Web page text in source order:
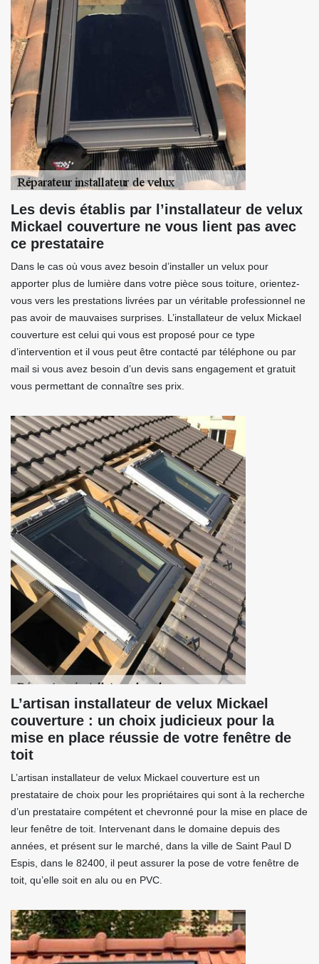
Les devis établis par l’installateur de velux
Mickael couverture ne vous lient pas avec
ce prestataire
Dans le cas où vous avez besoin d’installer un velux pour
apporter plus de lumière dans votre pièce sous toiture, orientez-
vous vers les prestations livrées par un véritable professionnel ne
pas avoir de mauvaises surprises. L’installateur de velux Mickael
couverture est celui qui vous est proposé pour ce type
d’intervention et il vous peut être contacté par téléphone ou par
mail si vous avez besoin d’un devis sans engagement et gratuit
vous permettant de connaître ses prix.
L’artisan installateur de velux Mickael
couverture : un choix judicieux pour la
mise en place réussie de votre fenêtre de
toit
L’artisan installateur de velux Mickael couverture est un
prestataire de choix pour les propriétaires qui sont à la recherche
d’un prestataire compétent et chevronné pour la mise en place de
leur fenêtre de toit. Intervenant dans le domaine depuis des
années, et présent sur le marché, dans la ville de Saint Paul D
Espis, dans le 82400, il peut assurer la pose de votre fenêtre de
toit, qu’elle soit en alu ou en PVC.